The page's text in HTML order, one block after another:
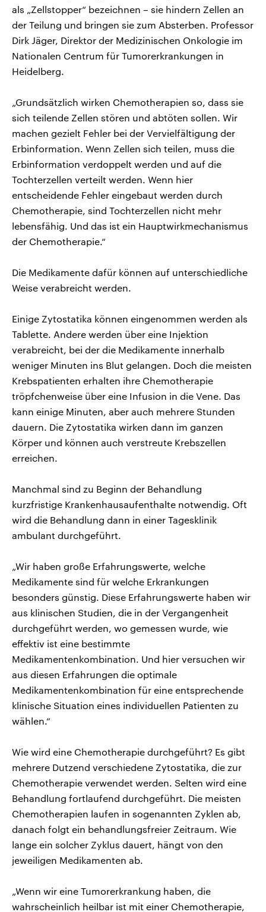
als „Zellstopper“ bezeichnen – sie hindern Zellen an
der Teilung und bringen sie zum Absterben. Professor
Dirk Jäger, Direktor der Medizinischen Onkologie im
Nationalen Centrum für Tumorerkrankungen in
Heidelberg.
„Grundsätzlich wirken Chemotherapien so, dass sie
sich teilende Zellen stören und abtöten sollen. Wir
machen gezielt Fehler bei der Vervielfältigung der
Erbinformation. Wenn Zellen sich teilen, muss die
Erbinformation verdoppelt werden und auf die
Tochterzellen verteilt werden. Wenn hier
entscheidende Fehler eingebaut werden durch
Chemotherapie, sind Tochterzellen nicht mehr
lebensfähig. Und das ist ein Hauptwirkmechanismus
der Chemotherapie.“
Die Medikamente dafür können auf unterschiedliche
Weise verabreicht werden.
Einige Zytostatika können eingenommen werden als
Tablette. Andere werden über eine Injektion
verabreicht, bei der die Medikamente innerhalb
weniger Minuten ins Blut gelangen. Doch die meisten
Krebspatienten erhalten ihre Chemotherapie
tröpfchenweise über eine Infusion in die Vene. Das
kann einige Minuten, aber auch mehrere Stunden
dauern. Die Zytostatika wirken dann im ganzen
Körper und können auch verstreute Krebszellen
erreichen.
Manchmal sind zu Beginn der Behandlung
kurzfristige Krankenhausaufenthalte notwendig. Oft
wird die Behandlung dann in einer Tagesklinik
ambulant durchgeführt.
„Wir haben große Erfahrungswerte, welche
Medikamente sind für welche Erkrankungen
besonders günstig. Diese Erfahrungswerte haben wir
aus klinischen Studien, die in der Vergangenheit
durchgeführt werden, wo gemessen wurde, wie
effektiv ist eine bestimmte
Medikamentenkombination. Und hier versuchen wir
aus diesen Erfahrungen die optimale
Medikamentenkombination für eine entsprechende
klinische Situation eines individuellen Patienten zu
wählen.“
Wie wird eine Chemotherapie durchgeführt? Es gibt
mehrere Dutzend verschiedene Zytostatika, die zur
Chemotherapie verwendet werden. Selten wird eine
Behandlung fortlaufend durchgeführt. Die meisten
Chemotherapien laufen in sogenannten Zyklen ab,
danach folgt ein behandlungsfreier Zeitraum. Wie
lange ein solcher Zyklus dauert, hängt von den
jeweiligen Medikamenten ab.
„Wenn wir eine Tumorerkrankung haben, die
wahrscheinlich heilbar ist mit einer Chemotherapie,